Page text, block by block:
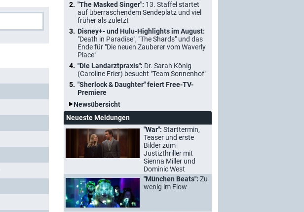
"The Masked Singer": 13. Staffel startet
auf überraschendem Sendeplatz und viel
früher als zuletzt
Disney+- und Hulu-Highlights im August:
"Death in Paradise", "The Shards" und das
Ende für "Die neuen Zauberer vom Waverly
Place"
"Die Landarztpraxis": Dr. Sarah König
(Caroline Frier) besucht "Team Sonnenhof"
"Sherlock & Daughter" feiert Free-TV-
Premiere
Newsübersicht
Neueste Meldungen
"War": Starttermin,
Teaser und erste
Bilder zum
Justizthriller mit
Sienna Miller und
Dominic West
"München Beats": Zu
wenig im Flow